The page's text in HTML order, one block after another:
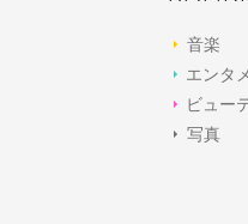
音楽
エンタメ
ビュー
写真